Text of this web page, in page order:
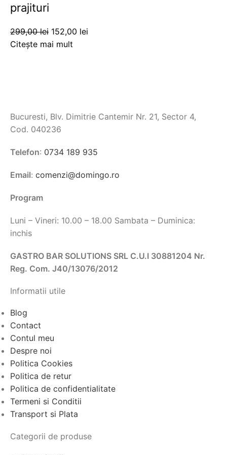
prajituri
299,00lei 152,00 lei
Citește mai mult
Bucuresti, Blv. Dimitrie Cantemir Nr. 21, Sector 4,
Cod. 040236
Telefon: 0734 189 935
Email: comenzi@domingo.ro
Program
Luni – Vineri: 10.00 – 18.00 Sambata – Duminica:
inchis
GASTRO BAR SOLUTIONS SRL C.U.I 30881204 Nr.
Reg. Com. J40/13076/2012
Informatii utile
Blog
Contact
Contul meu
Despre noi
Politica Cookies
Politica de retur
Politica de confidentialitate
Termeni si Conditii
Transport si Plata
Categorii de produse